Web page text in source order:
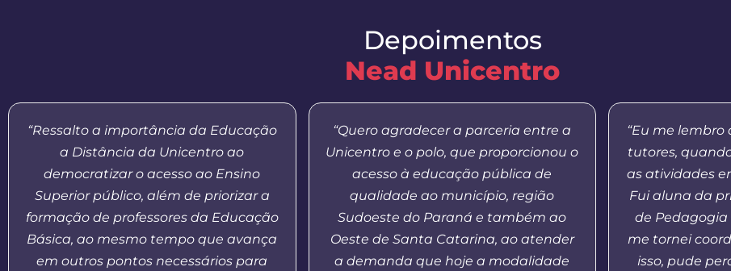
Depoimentos
Nead Unicentro
“Ressalto a importância da Educação
a Distância da Unicentro ao
democratizar o acesso ao Ensino
Superior público, além de priorizar a
formação de professores da Educação
Básica, ao mesmo tempo que avança
em outros pontos necessários para
“Quero agradecer a parceria entre a
Unicentro e o polo, que proporcionou o
acesso à educação pública de
qualidade ao município, região
Sudoeste do Paraná e também ao
Oeste de Santa Catarina, ao atender
a demanda que hoje a modalidade
“Eu me lembro
tutores,
as atividades
Fui aluna da
de Pedagogia
me tornei
isso, pude